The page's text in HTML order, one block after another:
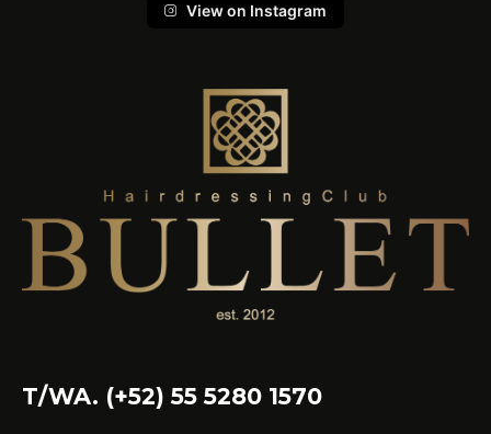
View on Instagram
T/WA. (+52) 55 5280 1570